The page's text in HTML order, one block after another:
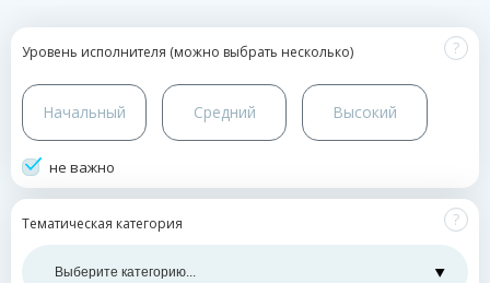
Уровень исполнителя (можно выбрать несколько) ?
Начальный Средний Высокий
не важно
Тематическая категория ?